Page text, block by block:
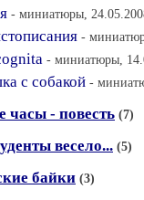
- миниатюры,
-
- миниатюры,
с собакой -
часы - повесть (7)
весело... (5)
байки (3)